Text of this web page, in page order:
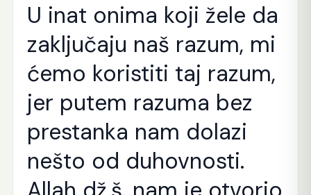
U inat onima koji žele da
zaključaju naš razum, mi
ćemo koristiti taj razum,
jer putem razuma bez
prestanka nam dolazi
nešto od duhovnosti.